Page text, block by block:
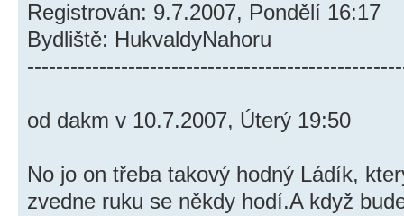
Registrován: 9.7.2007, Pondělí 16:17
Bydliště: HukvaldyNahoru
od dakm v 10.7.2007, Úterý 19:50
No jo on třeba takový hodný Ládík,
zvedne ruku se někdy hodí.A když